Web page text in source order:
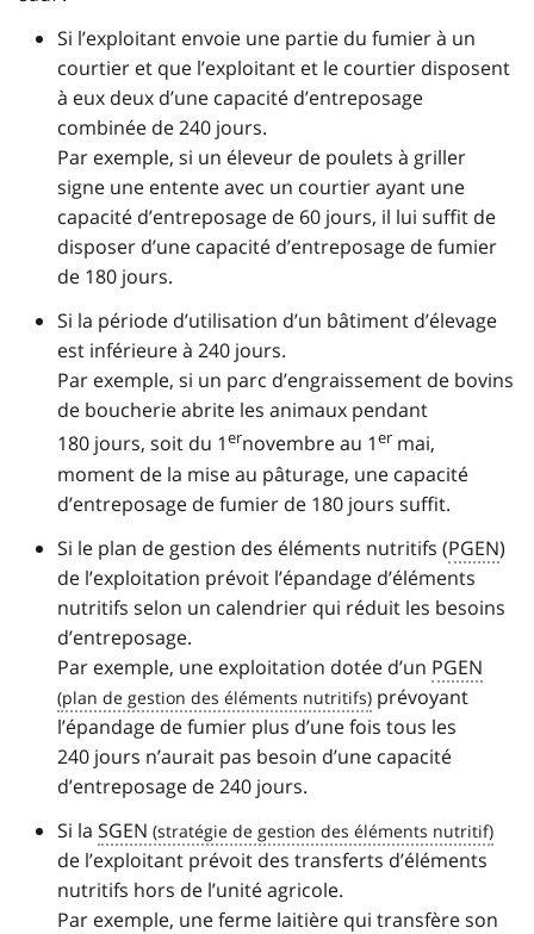
Si l’exploitant envoie une partie du fumier à un
courtier et que l’exploitant et le courtier disposent
à eux deux d’une capacité d’entreposage
combinée de 240 jours.
Par exemple, si un éleveur de poulets à griller
signe une entente avec un courtier ayant une
capacité d’entreposage de 60 jours, il lui suffit de
disposer d’une capacité d’entreposage de fumier
de 180 jours.
Si la période d’utilisation d’un bâtiment d’élevage
est inférieure à 240 jours.
Par exemple, si un parc d’engraissement de bovins
de boucherie abrite les animaux pendant
180 jours, soit du 1ernovembre au 1er mai,
moment de la mise au pâturage, une capacité
d’entreposage de fumier de 180 jours suffit.
Si le plan de gestion des éléments nutritifs (PGEN)
de l’exploitation prévoit l’épandage d’éléments
nutritifs selon un calendrier qui réduit les besoins
d’entreposage.
Par exemple, une exploitation dotée d’un PGEN
prévoyant
l’épandage de fumier plus d’une fois tous les
240 jours n’aurait pas besoin d’une capacité
d’entreposage de 240 jours.
Si la SGEN
de l’exploitant prévoit des transferts d’éléments
nutritifs hors de l’unité agricole.
Par exemple, une ferme laitière qui transfère son